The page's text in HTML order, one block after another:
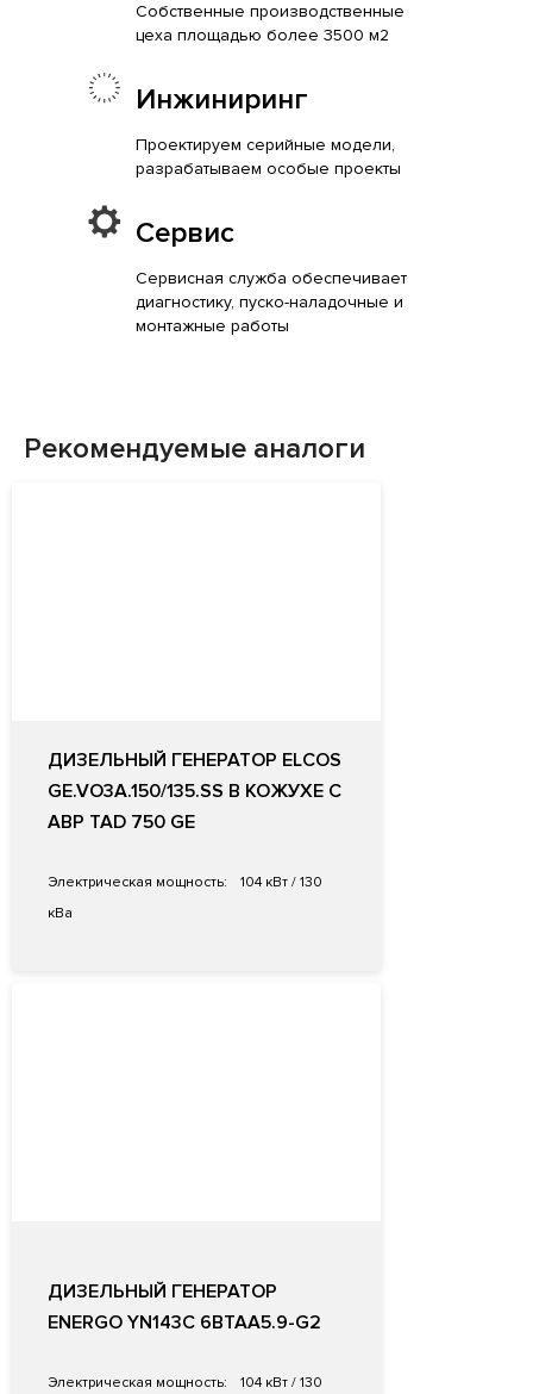
Собственные производственные
цеха площадью более 3500 м2
Инжиниринг
Проектируем серийные модели,
разрабатываем особые проекты
Сервис
Сервисная служба обеспечивает
диагностику, пуско-наладочные и
монтажные работы
Рекомендуемые аналоги
ДИЗЕЛЬНЫЙ ГЕНЕРАТОР ELCOS
GE.VO3A.150/135.SS В КОЖУХЕ С
АВР TAD 750 GE
Электрическая мощность:
104 кВт / 130
кВа
ДИЗЕЛЬНЫЙ ГЕНЕРАТОР
ENERGO YN143C 6BTAA5.9-G2
Электрическая мощность:
104 кВт / 130